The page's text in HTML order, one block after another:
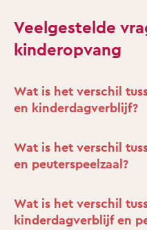
Veelgestelde
kinderopvang
Wat is het verschil
en kinderdagverblijf?
Wat is het verschil
en peuterspeelzaal?
Wat is het verschil
kinderdagverblijf en